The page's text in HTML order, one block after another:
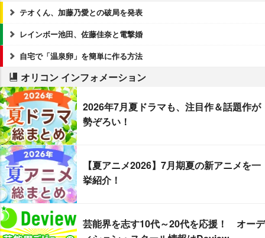
テオくん、加藤乃愛との破局を発表
レインボー池田、佐藤佳奈と電撃婚
自宅で「温泉卵」を簡単に作る方法
オリコン インフォメーション
2026年7月夏ドラマも、注目作＆話題作が
勢ぞろい！
【夏アニメ2026】7月期夏の新アニメを一
挙紹介！
芸能界を志す10代～20代を応援！ オーデ